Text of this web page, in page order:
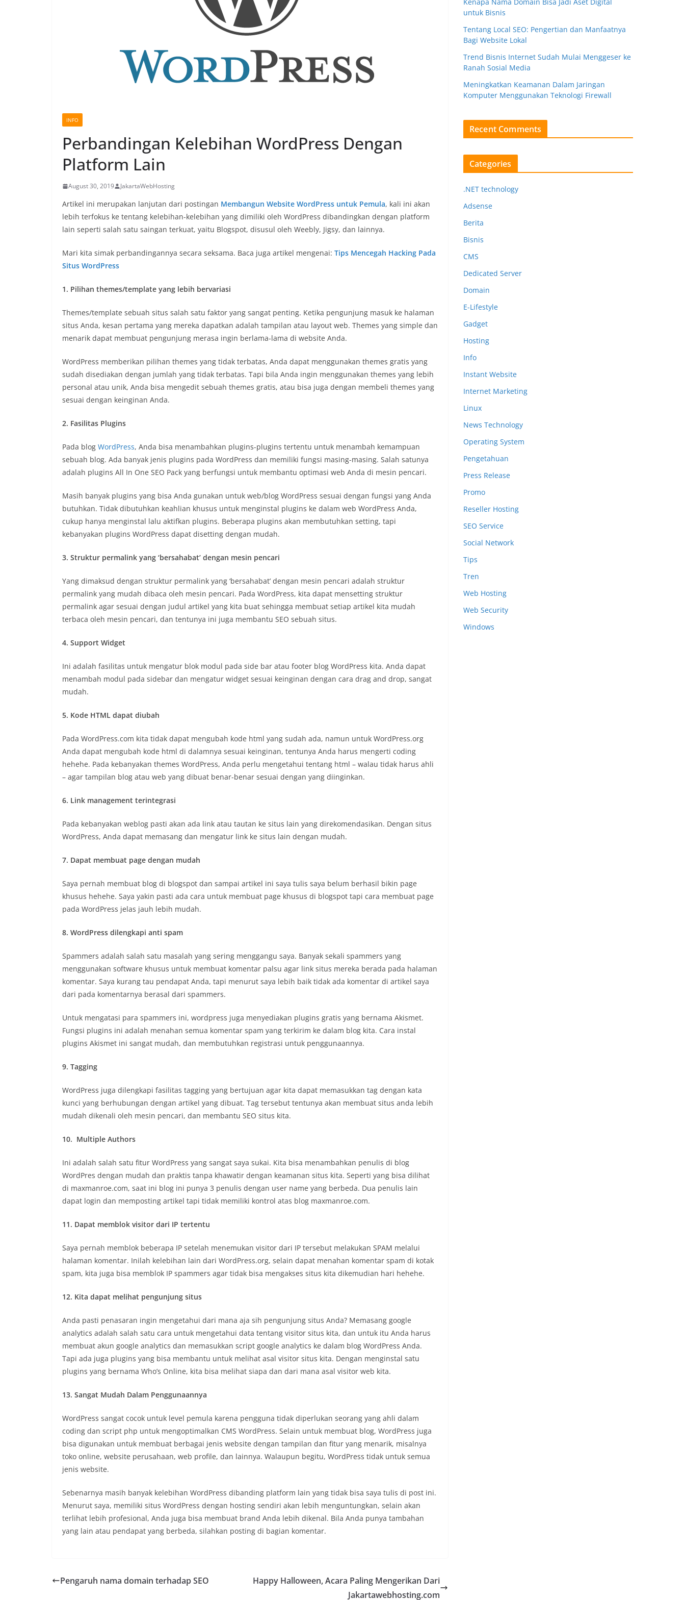
INFO
Perbandingan Kelebihan WordPress Dengan
Platform Lain
August 30, 2019 JakartaWebHosting
Artikel ini merupakan lanjutan dari postingan Membangun Website WordPress untuk Pemula, kali ini akan
lebih terfokus ke tentang kelebihan-kelebihan yang dimiliki oleh WordPress dibandingkan dengan platform
lain seperti salah satu saingan terkuat, yaitu Blogspot, disusul oleh Weebly, Jigsy, dan lainnya.
Mari kita simak perbandingannya secara seksama. Baca juga artikel mengenai: Tips Mencegah Hacking Pada
Situs WordPress
1. Pilihan themes/template yang lebih bervariasi
Themes/template sebuah situs salah satu faktor yang sangat penting. Ketika pengunjung masuk ke halaman
situs Anda, kesan pertama yang mereka dapatkan adalah tampilan atau layout web. Themes yang simple dan
menarik dapat membuat pengunjung merasa ingin berlama-lama di website Anda.
WordPress memberikan pilihan themes yang tidak terbatas, Anda dapat menggunakan themes gratis yang
sudah disediakan dengan jumlah yang tidak terbatas. Tapi bila Anda ingin menggunakan themes yang lebih
personal atau unik, Anda bisa mengedit sebuah themes gratis, atau bisa juga dengan membeli themes yang
sesuai dengan keinginan Anda.
2. Fasilitas Plugins
Pada blog WordPress, Anda bisa menambahkan plugins-plugins tertentu untuk menambah kemampuan
sebuah blog. Ada banyak jenis plugins pada WordPress dan memiliki fungsi masing-masing. Salah satunya
adalah plugins All In One SEO Pack yang berfungsi untuk membantu optimasi web Anda di mesin pencari.
Masih banyak plugins yang bisa Anda gunakan untuk web/blog WordPress sesuai dengan fungsi yang Anda
butuhkan. Tidak dibutuhkan keahlian khusus untuk menginstal plugins ke dalam web WordPress Anda,
cukup hanya menginstal lalu aktifkan plugins. Beberapa plugins akan membutuhkan setting, tapi
kebanyakan plugins WordPress dapat disetting dengan mudah.
3. Struktur permalink yang ‘bersahabat’ dengan mesin pencari
Yang dimaksud dengan struktur permalink yang ‘bersahabat’ dengan mesin pencari adalah struktur
permalink yang mudah dibaca oleh mesin pencari. Pada WordPress, kita dapat mensetting struktur
permalink agar sesuai dengan judul artikel yang kita buat sehingga membuat setiap artikel kita mudah
terbaca oleh mesin pencari, dan tentunya ini juga membantu SEO sebuah situs.
4. Support Widget
Ini adalah fasilitas untuk mengatur blok modul pada side bar atau footer blog WordPress kita. Anda dapat
menambah modul pada sidebar dan mengatur widget sesuai keinginan dengan cara drag and drop, sangat
mudah.
5. Kode HTML dapat diubah
Pada WordPress.com kita tidak dapat mengubah kode html yang sudah ada, namun untuk WordPress.org
Anda dapat mengubah kode html di dalamnya sesuai keinginan, tentunya Anda harus mengerti coding
hehehe. Pada kebanyakan themes WordPress, Anda perlu mengetahui tentang html – walau tidak harus ahli
– agar tampilan blog atau web yang dibuat benar-benar sesuai dengan yang diinginkan.
6. Link management terintegrasi
Pada kebanyakan weblog pasti akan ada link atau tautan ke situs lain yang direkomendasikan. Dengan situs
WordPress, Anda dapat memasang dan mengatur link ke situs lain dengan mudah.
7. Dapat membuat page dengan mudah
Saya pernah membuat blog di blogspot dan sampai artikel ini saya tulis saya belum berhasil bikin page
khusus hehehe. Saya yakin pasti ada cara untuk membuat page khusus di blogspot tapi cara membuat page
pada WordPress jelas jauh lebih mudah.
8. WordPress dilengkapi anti spam
Spammers adalah salah satu masalah yang sering menggangu saya. Banyak sekali spammers yang
menggunakan software khusus untuk membuat komentar palsu agar link situs mereka berada pada halaman
komentar. Saya kurang tau pendapat Anda, tapi menurut saya lebih baik tidak ada komentar di artikel saya
dari pada komentarnya berasal dari spammers.
Untuk mengatasi para spammers ini, wordpress juga menyediakan plugins gratis yang bernama Akismet.
Fungsi plugins ini adalah menahan semua komentar spam yang terkirim ke dalam blog kita. Cara instal
plugins Akismet ini sangat mudah, dan membutuhkan registrasi untuk penggunaannya.
9. Tagging
WordPress juga dilengkapi fasilitas tagging yang bertujuan agar kita dapat memasukkan tag dengan kata
kunci yang berhubungan dengan artikel yang dibuat. Tag tersebut tentunya akan membuat situs anda lebih
mudah dikenali oleh mesin pencari, dan membantu SEO situs kita.
10. Multiple Authors
Ini adalah salah satu fitur WordPress yang sangat saya sukai. Kita bisa menambahkan penulis di blog
WordPres dengan mudah dan praktis tanpa khawatir dengan keamanan situs kita. Seperti yang bisa dilihat
di maxmanroe.com, saat ini blog ini punya 3 penulis dengan user name yang berbeda. Dua penulis lain
dapat login dan memposting artikel tapi tidak memiliki kontrol atas blog maxmanroe.com.
11. Dapat memblok visitor dari IP tertentu
Saya pernah memblok beberapa IP setelah menemukan visitor dari IP tersebut melakukan SPAM melalui
halaman komentar. Inilah kelebihan lain dari WordPress.org, selain dapat menahan komentar spam di kotak
spam, kita juga bisa memblok IP spammers agar tidak bisa mengakses situs kita dikemudian hari hehehe.
12. Kita dapat melihat pengunjung situs
Anda pasti penasaran ingin mengetahui dari mana aja sih pengunjung situs Anda? Memasang google
analytics adalah salah satu cara untuk mengetahui data tentang visitor situs kita, dan untuk itu Anda harus
membuat akun google analytics dan memasukkan script google analytics ke dalam blog WordPress Anda.
Tapi ada juga plugins yang bisa membantu untuk melihat asal visitor situs kita. Dengan menginstal satu
plugins yang bernama Who’s Online, kita bisa melihat siapa dan dari mana asal visitor web kita.
13. Sangat Mudah Dalam Penggunaannya
WordPress sangat cocok untuk level pemula karena pengguna tidak diperlukan seorang yang ahli dalam
coding dan script php untuk mengoptimalkan CMS WordPress. Selain untuk membuat blog, WordPress juga
bisa digunakan untuk membuat berbagai jenis website dengan tampilan dan fitur yang menarik, misalnya
toko online, website perusahaan, web profile, dan lainnya. Walaupun begitu, WordPress tidak untuk semua
jenis website.
Sebenarnya masih banyak kelebihan WordPress dibanding platform lain yang tidak bisa saya tulis di post ini.
Menurut saya, memiliki situs WordPress dengan hosting sendiri akan lebih menguntungkan, selain akan
terlihat lebih profesional, Anda juga bisa membuat brand Anda lebih dikenal. Bila Anda punya tambahan
yang lain atau pendapat yang berbeda, silahkan posting di bagian komentar.
Pengaruh nama domain terhadap SEO
Happy Halloween, Acara Paling Mengerikan Dari
Jakartawebhosting.com
untuk Bisnis
Tentang Local SEO: Pengertian dan Manfaatnya
Bagi Website Lokal
Trend Bisnis Internet Sudah Mulai Menggeser ke
Ranah Sosial Media
Meningkatkan Keamanan Dalam Jaringan
Komputer Menggunakan Teknologi Firewall
Recent Comments
Categories
.NET technology
Adsense
Berita
Bisnis
CMS
Dedicated Server
Domain
E-Lifestyle
Gadget
Hosting
Info
Instant Website
Internet Marketing
Linux
News Technology
Operating System
Pengetahuan
Press Release
Promo
Reseller Hosting
SEO Service
Social Network
Tips
Tren
Web Hosting
Web Security
Windows